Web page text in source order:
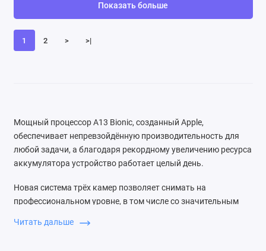
1 2 > >|
Показать больше
Мощный процессор A13 Bionic, созданный Apple,
обеспечивает непревзойдённую производительность для
любой задачи, а благодаря рекордному увеличению ресурса
аккумулятора устройство работает целый день.
Новая система трёх камер позволяет снимать на
профессиональном уровне, в том числе со значительным
Камера также обеспечивает видео высочайшего качества и
Читать дальше